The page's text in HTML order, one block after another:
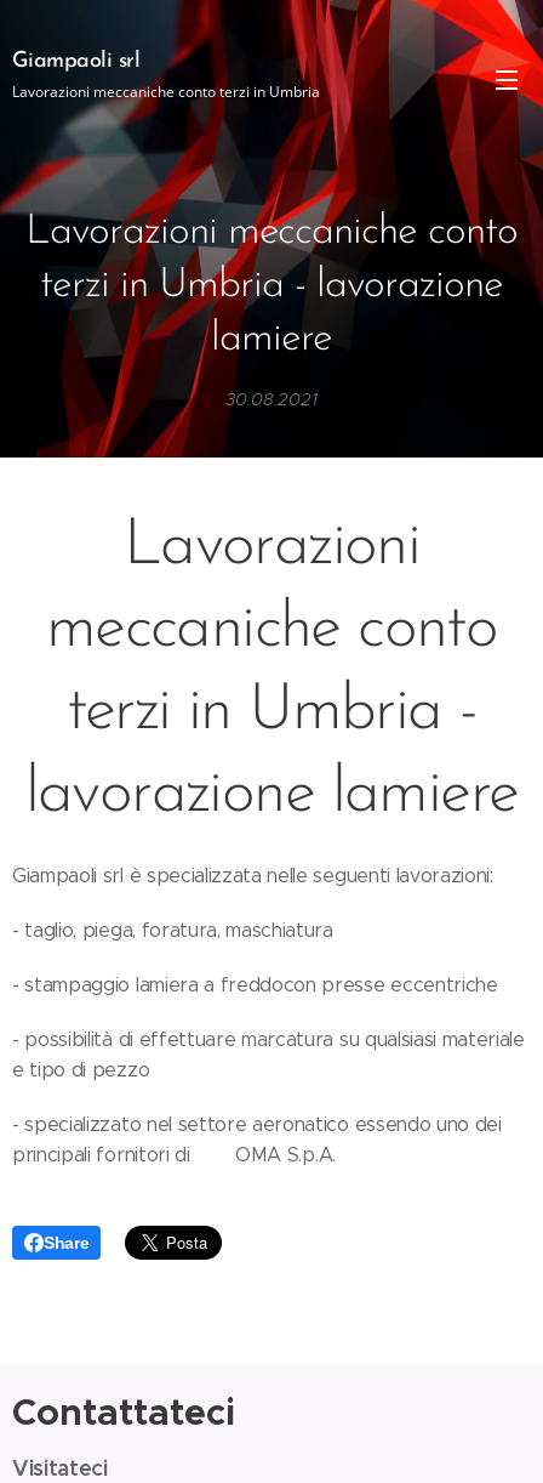
Giampaoli srl
Lavorazioni meccaniche conto terzi in Umbria
Lavorazioni meccaniche conto
terzi in Umbria - lavorazione
lamiere
30.08.2021
Lavorazioni
meccaniche conto
terzi in Umbria -
lavorazione lamiere
Giampaoli srl è specializzata nelle seguenti lavorazioni:
- taglio, piega, foratura, maschiatura
- stampaggio lamiera a freddocon presse eccentriche
- possibilità di effettuare marcatura su qualsiasi materiale
e tipo di pezzo
- specializzato nel settore aeronatico essendo uno dei
principali fornitori di OMA S.p.A.
Share
Contattateci
Visitateci